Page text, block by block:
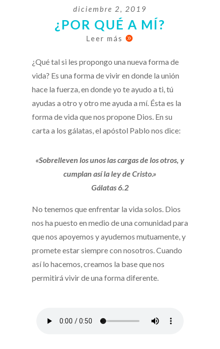
diciembre 2, 2019
¿POR QUÉ A MÍ?
Leer más 
¿Qué tal si les propongo una nueva forma de
vida? Es una forma de vivir en donde la unión
hace la fuerza, en donde yo te ayudo a ti, tú
ayudas a otro y otro me ayuda a mí. Ésta es la
forma de vida que nos propone Dios. En su
carta a los gálatas, el apóstol Pablo nos dice:
«Sobrelleven los unos las cargas de los otros, y
cumplan así la ley de Cristo.»
Gálatas 6.2
No tenemos que enfrentar la vida solos. Dios
nos ha puesto en medio de una comunidad para
que nos apoyemos y ayudemos mutuamente, y
promete estar siempre con nosotros. Cuando
así lo hacemos, creamos la base que nos
permitirá vivir de una forma diferente.